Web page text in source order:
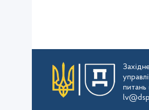
питань